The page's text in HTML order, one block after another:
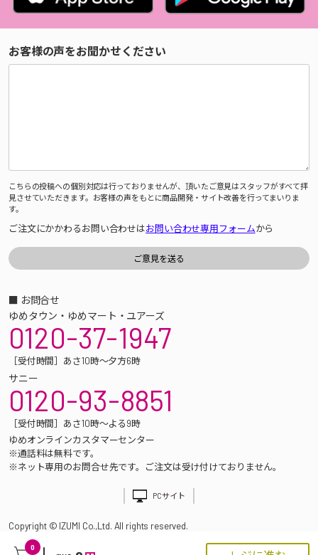
0
お客様の声をお聞かせください
こちらの投稿への個別対応は行っておりませんが、頂いたご意見はスタッフがすべて拝
見させていただきます。お客様の声をもとに商品開発・サイト改善を行ってまいりま
す。
ご注文にかかわるお問い合わせはお問い合わせ専用フォームから
■ お問合せ
ゆめタウン・ゆめマート・ユアーズ
0120-37-1947
［受付時間］あさ10時～夕方6時
サニー
0120-93-8851
［受付時間］あさ10時～よる9時
ゆめオンラインカスタマーセンター
※通話料は無料です。
※ネット専用のお問合せ先です。ご注文は受け付けておりません。
PCサイト
Copyright © IZUMI Co.,Ltd. All rights reserved.